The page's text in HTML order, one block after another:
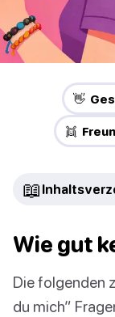
👋
👯
📖
Wie gut
Die folgenden
du mich”